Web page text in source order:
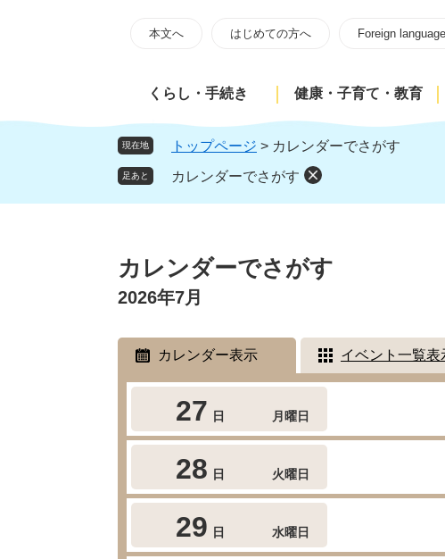
頭
飛
本
本文へ はじめての方へ Foreign language
くらし・手続き 健康・子育て・教育
現在地 トップページ > カレンダーでさがす
足あと カレンダーでさがす
文
カレンダーでさがす
2026年7月
カレンダー表示 イベント一覧表
27 日 月曜日
28 日 火曜日
29 日 水曜日